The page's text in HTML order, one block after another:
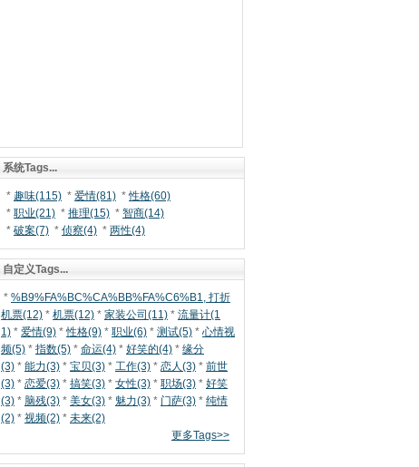
系统Tags...
* 趣味(115) * 爱情(81) *性格(60)
* 职业(21) * 推理(15) * 智商(14)
* 破案(7) * 侦察(4) * 两性(4)
自定义Tags...
* %B9%FA%BC%CA%BB%FA%C6%B1, 打折
机票(12) * 机票(12) * 家装公司(11) * 流量计(1
1) * 爱情(9) *性格(9) * 职业(6) * 测试(5) * 心情视
频(5) * 指数(5) * 命运(4) * 好笑的(4) * 缘分
(3) * 能力(3) * 宝贝(3) * 工作(3) * 恋人(3) * 前世
(3) * 恋爱(3) * 搞笑(3) * 女性(3) * 职场(3) * 好笑
(3) * 脑残(3) * 美女(3) * 魅力(3) * 门萨(3) * 纯情
(2) * 视频(2) * 未来(2)
更多Tags>>